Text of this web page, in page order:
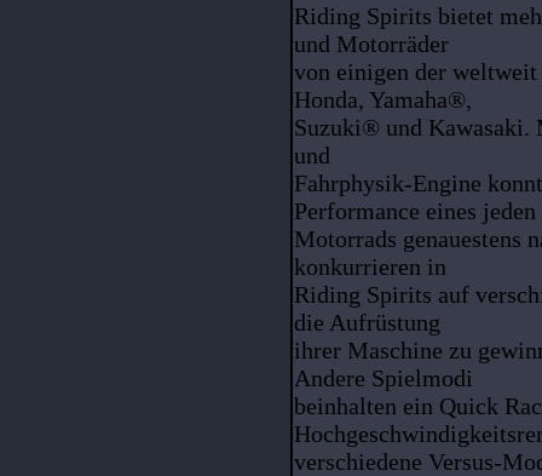
Riding Spirits bietet
und Motorräder
von einigen der
Honda, Yamaha®,
Suzuki® und
und
Fahrphysik-Engine
Performance eines jeden
Motorrads genauestens
konkurrieren in
Riding Spirits auf
die Aufrüstung
ihrer Maschine zu
Andere Spielmodi
beinhalten ein Quick
verschiedene Versus-